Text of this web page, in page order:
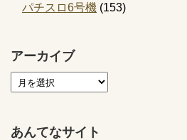
パチスロ6号機 (153)
アーカイブ
あんてなサイト